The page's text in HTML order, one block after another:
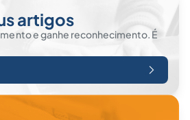
artigos
e ganhe reconhecimento. É